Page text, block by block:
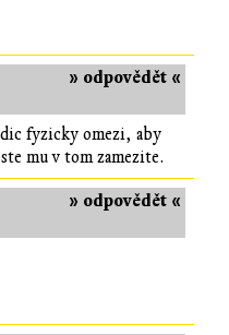
» odpovědět «
fyzicky omezi, aby
mu v tom zamezite.
» odpovědět «